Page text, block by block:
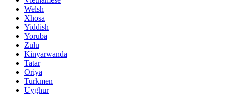
Welsh
Xhosa
Yiddish
Yoruba
Zulu
Kinyarwanda
Tatar
Oriya
Turkmen
Uyghur